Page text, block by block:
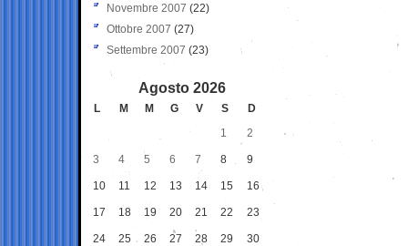
Novembre 2007 (22)
Ottobre 2007 (27)
Settembre 2007 (23)
Agosto 2026
L M M G V S
D
1
2
3 4 5 6 7 8 9
10 11 12 13 14 15 16
17 18 19 20 21 22 23
24 25 26 27 28 29 30